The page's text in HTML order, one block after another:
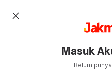
close
Masuk
Belum